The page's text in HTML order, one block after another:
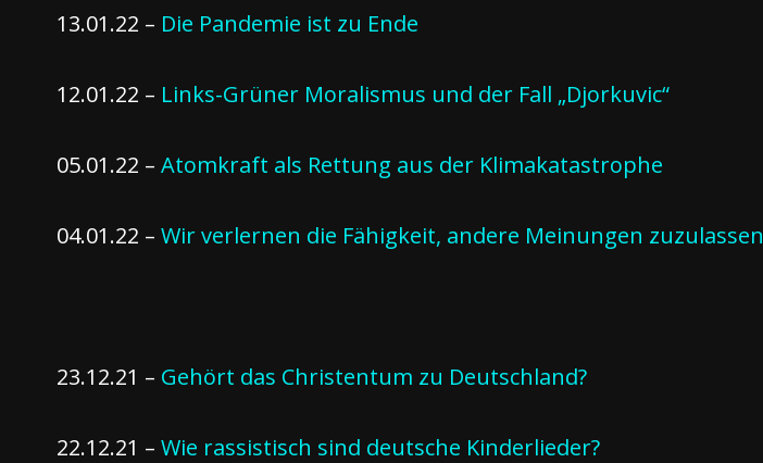
13.01.22 – Die Pandemie ist zu Ende
12.01.22 – Links-Grüner Moralismus und der Fall „Djorkuvic“
05.01.22 – Atomkraft als Rettung aus der Klimakatastrophe
04.01.22 – Wir verlernen die Fähigkeit, andere Meinungen zuzulassen
23.12.21 – Gehört das Christentum zu Deutschland?
22.12.21 – Wie rassistisch sind deutsche Kinderlieder?